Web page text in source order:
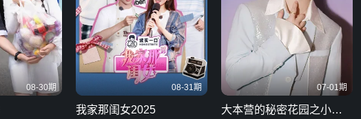
08-30期 08-31期
我家那闺女2025
07-01期
大本营的秘密花园之小丁